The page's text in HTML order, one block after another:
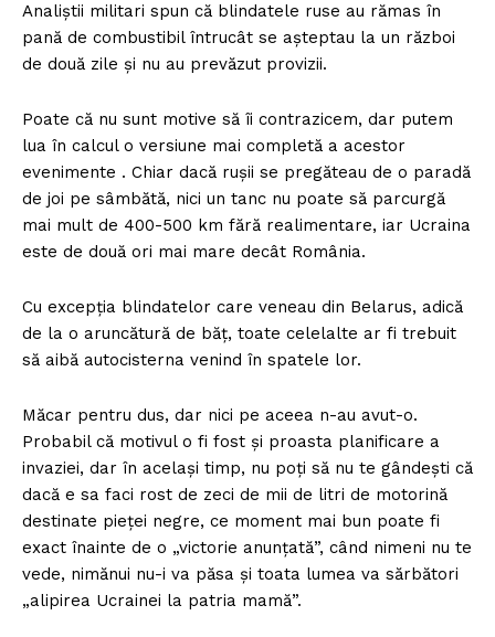
Analiștii militari spun că blindatele ruse au rămas în
pană de combustibil întrucât se așteptau la un război
de două zile și nu au prevăzut provizii.
Poate că nu sunt motive să îi contrazicem, dar putem
lua în calcul o versiune mai completă a acestor
evenimente . Chiar dacă rușii se pregăteau de o paradă
de joi pe sâmbătă, nici un tanc nu poate să parcurgă
mai mult de 400-500 km fără realimentare, iar Ucraina
este de două ori mai mare decât România.
Cu excepția blindatelor care veneau din Belarus, adică
de la o aruncătură de băț, toate celelalte ar fi trebuit
să aibă autocisterna venind în spatele lor.
Măcar pentru dus, dar nici pe aceea n-au avut-o.
Probabil că motivul o fi fost și proasta planificare a
invaziei, dar în același timp, nu poți să nu te gândești că
dacă e sa faci rost de zeci de mii de litri de motorină
destinate pieței negre, ce moment mai bun poate fi
exact înainte de o „victorie anunțată”, când nimeni nu te
vede, nimănui nu-i va păsa și toata lumea va sărbători
„alipirea Ucrainei la patria mamă”.